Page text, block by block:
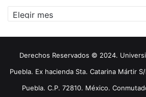
Archivos
Derechos Reservados © 2024.
Puebla. Ex hacienda Sta. Catarina Mártir
Puebla. C.P. 72810. México.